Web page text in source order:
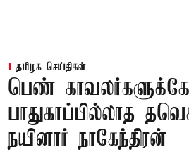
தமிழக செய்திகள்
பெண் காவலர்களுக்கே
பாதுகாப்பில்லாத
நயினார் நாகேந்திரன்